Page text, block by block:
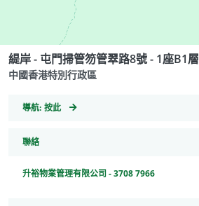
中國香港特別行政區
緹岸 - 屯門掃管笏管翠路8號 - 1座B1層
導航: GeoCoordinates
按此
聯絡
升裕物業管理有限公司 - 3708 7966